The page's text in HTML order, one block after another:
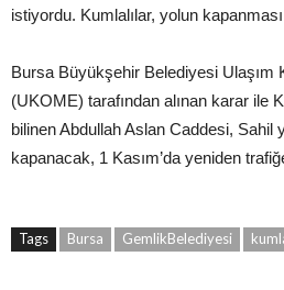
istiyordu. Kumlalılar, yolun
Bursa Büyükşehir Belediyesi Ulaşım
(UKOME) tarafından alınan karar ile
bilinen Abdullah Aslan Caddesi, Sahil
kapanacak, 1 Kasım’da yeniden
Tags Bursa GemlikBelediyesi